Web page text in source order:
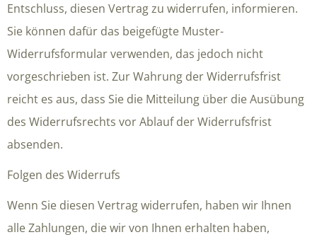
Entschluss, diesen Vertrag zu widerrufen, informieren.
Sie können dafür das beigefügte Muster-
Widerrufsformular verwenden, das jedoch nicht
vorgeschrieben ist. Zur Wahrung der Widerrufsfrist
reicht es aus, dass Sie die Mitteilung über die Ausübung
des Widerrufsrechts vor Ablauf der Widerrufsfrist
absenden.
Folgen des Widerrufs
Wenn Sie diesen Vertrag widerrufen, haben wir Ihnen
alle Zahlungen, die wir von Ihnen erhalten haben,